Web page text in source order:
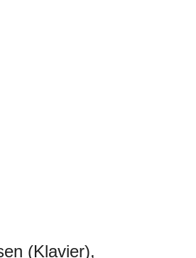
(Klavier),